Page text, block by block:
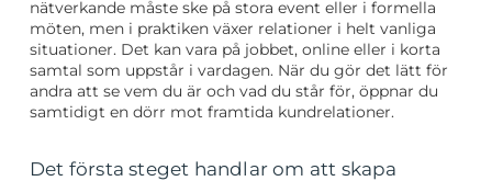
nätverkande måste ske på stora event eller i formella
möten, men i praktiken växer relationer i helt vanliga
situationer. Det kan vara på jobbet, online eller i korta
samtal som uppstår i vardagen. När du gör det lätt för
andra att se vem du är och vad du står för, öppnar du
samtidigt en dörr mot framtida kundrelationer.
Det första steget handlar om att skapa